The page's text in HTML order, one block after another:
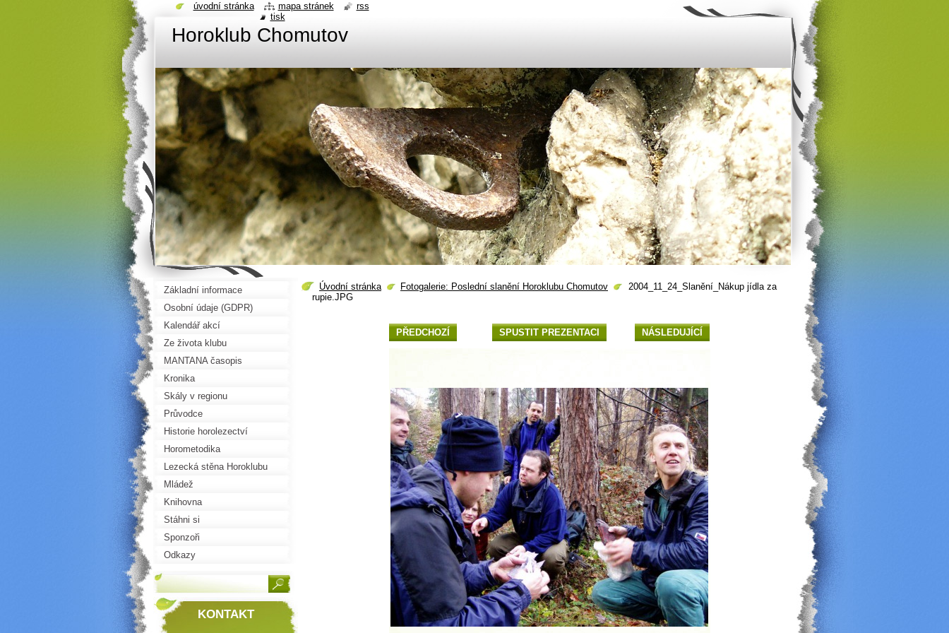
Horoklub Chomutov
Úvodní stránka Fotogalerie: Poslední slanění Horoklubu Chomutov
2004_11_24_Slanění_Nákup jídla za
rupie.JPG
PŘEDCHOZÍ SPUSTIT PREZENTACI NÁSLEDUJÍCÍ
Základní informace
Osobní údaje (GDPR)
Kalendář akcí
Ze života klubu
MANTANA časopis
Kronika
Skály v regionu
Průvodce
Historie horolezectví
Horometodika
Lezecká stěna Horoklubu
Mládež
Knihovna
Stáhni si
Sponzoři
Odkazy
KONTAKT
úvodní stránka mapa stránek
rss
tisk